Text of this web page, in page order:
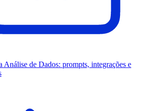
Análise de Dados: prompts, integrações e